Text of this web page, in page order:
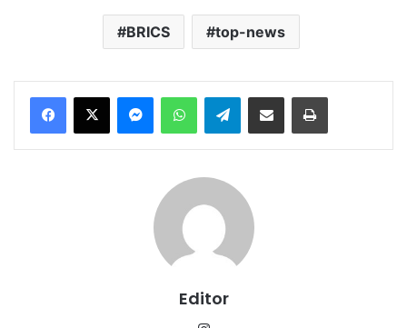
BRICS top-news
MessengerWhatsAppTelegramShare via Email Print
Editor